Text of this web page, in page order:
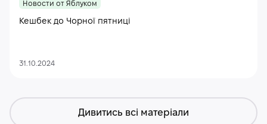
Новости от Яблуком
Кешбек до Чорної пятниці
31.10.2024
Дивитись всі матеріали